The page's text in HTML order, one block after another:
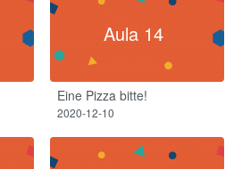
Aula 14
Eine Pizza bitte!
2020-12-10